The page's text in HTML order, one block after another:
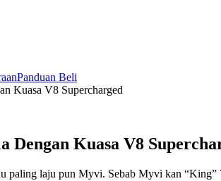
Panduan Beli
Kuasa V8 Supercharged
Dengan Kuasa V8
paling laju pun Myvi. Sebab Myvi kan